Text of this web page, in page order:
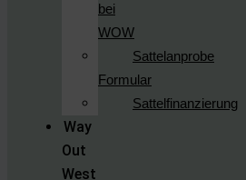
bei
WOW
Sattelanprobe
Formular
Sattelfinanzierung
Way
Out
West